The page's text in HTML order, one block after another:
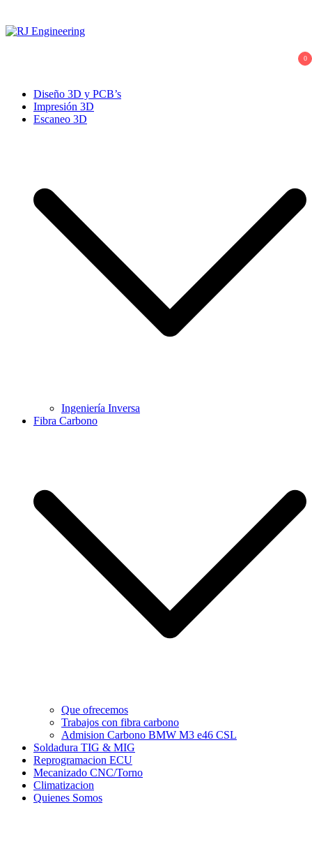
al
contenido
0
Diseño 3D y PCB’s
Impresión 3D
Escaneo 3D
Ingeniería Inversa
Fibra Carbono
Que ofrecemos
Trabajos con fibra carbono
Admision Carbono BMW M3 e46 CSL
Soldadura TIG & MIG
Reprogramacion ECU
Mecanizado CNC/Torno
Climatizacion
Quienes Somos